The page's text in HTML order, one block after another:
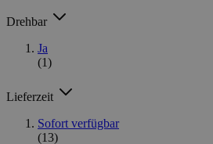
Drehbar
Ja
(1)
Lieferzeit
Sofort verfügbar
(13)